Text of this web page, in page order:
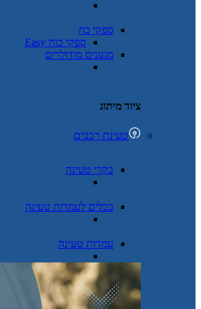
ספקי כח
ספקי כוח Easy
מגענים מודולרים
ציוד מיתוג
טעינת רכבים
בקרי טעינה
כבלים לעמדות טעינה
עמדות טעינה